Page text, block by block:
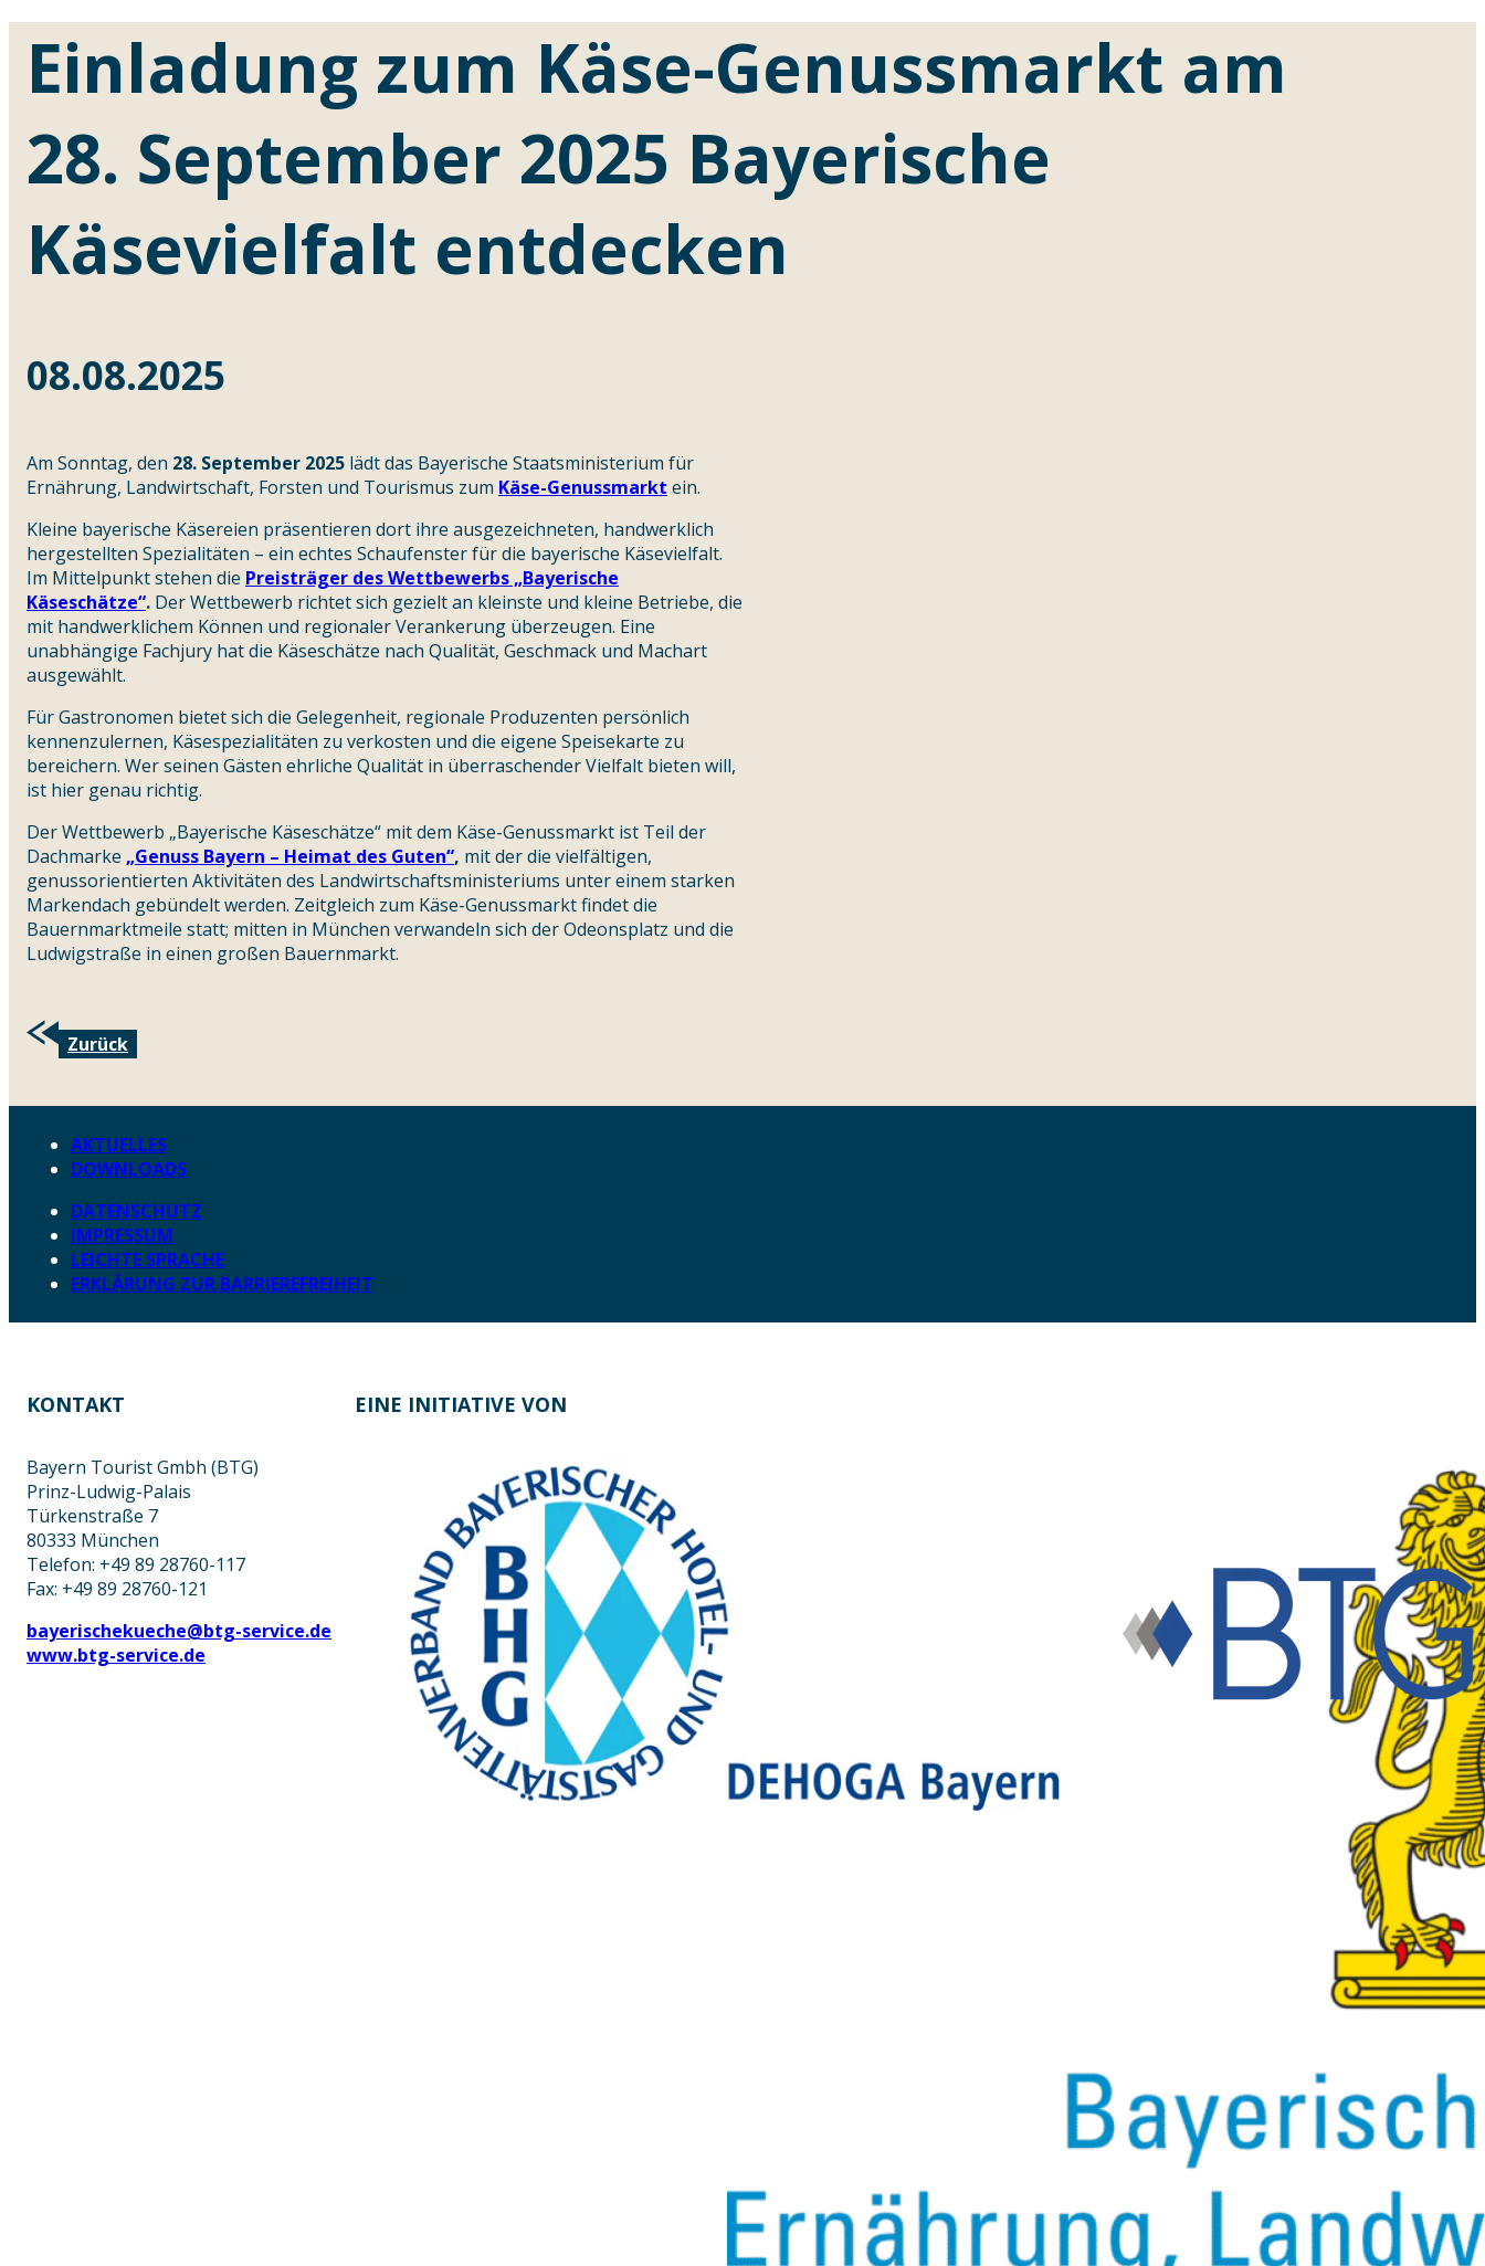
Einladung zum Käse-Genussmarkt am
28. September 2025 Bayerische
Käsevielfalt entdecken
08.08.2025
Am Sonntag, den 28. September 2025 lädt das Bayerische Staatsministerium für
Ernährung, Landwirtschaft, Forsten und Tourismus zum Käse-Genussmarkt ein.
Kleine bayerische Käsereien präsentieren dort ihre ausgezeichneten, handwerklich
hergestellten Spezialitäten – ein echtes Schaufenster für die bayerische Käsevielfalt.
Im Mittelpunkt stehen die Preisträger des Wettbewerbs „Bayerische
Käseschätze“. Der Wettbewerb richtet sich gezielt an kleinste und kleine Betriebe, die
mit handwerklichem Können und regionaler Verankerung überzeugen. Eine
unabhängige Fachjury hat die Käseschätze nach Qualität, Geschmack und Machart
ausgewählt.
Für Gastronomen bietet sich die Gelegenheit, regionale Produzenten persönlich
kennenzulernen, Käsespezialitäten zu verkosten und die eigene Speisekarte zu
bereichern. Wer seinen Gästen ehrliche Qualität in überraschender Vielfalt bieten will,
ist hier genau richtig.
Der Wettbewerb „Bayerische Käseschätze“ mit dem Käse-Genussmarkt ist Teil der
Dachmarke „Genuss Bayern – Heimat des Guten“, mit der die vielfältigen,
genussorientierten Aktivitäten des Landwirtschaftsministeriums unter einem starken
Markendach gebündelt werden. Zeitgleich zum Käse-Genussmarkt findet die
Bauernmarktmeile statt; mitten in München verwandeln sich der Odeonsplatz und die
Ludwigstraße in einen großen Bauernmarkt.
Zurück
AKTUELLES
DOWNLOADS
DATENSCHUTZ
IMPRESSUM
LEICHTE SPRACHE
ERKLÄRUNG ZUR BARRIEREFREIHEIT
KONTAKT EINE INITIATIVE VON
Bayern Tourist Gmbh (BTG)
Prinz-Ludwig-Palais
Türkenstraße 7
80333 München
Telefon: +49 89 28760-117
Fax: +49 89 28760-121
bayerischekueche@btg-service.de
www.btg-service.de